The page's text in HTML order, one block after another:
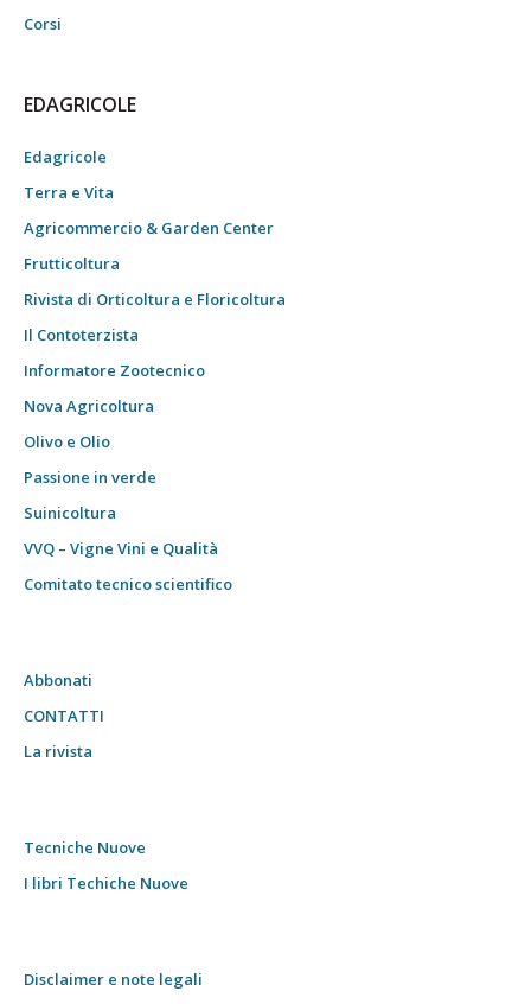
Corsi
EDAGRICOLE
Edagricole
Terra e Vita
Agricommercio & Garden Center
Frutticoltura
Rivista di Orticoltura e Floricoltura
Il Contoterzista
Informatore Zootecnico
Nova Agricoltura
Olivo e Olio
Passione in verde
Suinicoltura
VVQ – Vigne Vini e Qualità
Comitato tecnico scientifico
Abbonati
CONTATTI
La rivista
Tecniche Nuove
I libri Techiche Nuove
Disclaimer e note legali